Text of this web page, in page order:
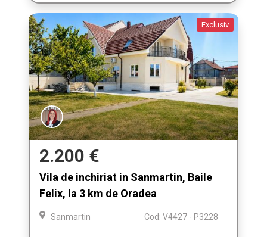
Exclusiv
2.200 €
Vila de inchiriat in Sanmartin, Baile
Felix, la 3 km de Oradea
Sanmartin Cod: V4427 - P3228